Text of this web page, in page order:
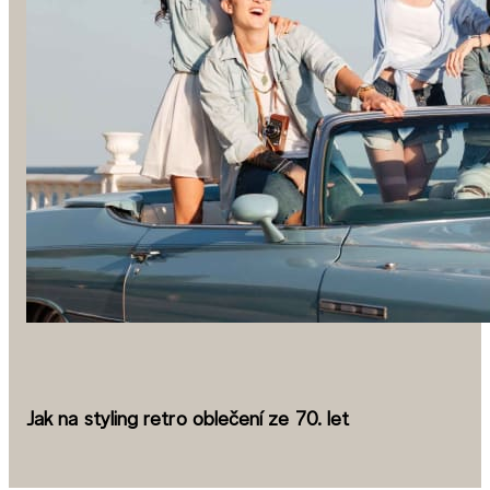
Jak na styling retro oblečení ze 70. let